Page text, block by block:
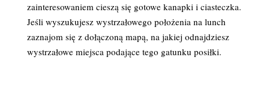
zainteresowaniem cieszą się gotowe kanapki i ciasteczka.
Jeśli wyszukujesz wystrzałowego położenia na lunch
zaznajom się z dołączoną mapą, na jakiej odnajdziesz
wystrzałowe miejsca podające tego gatunku posiłki.